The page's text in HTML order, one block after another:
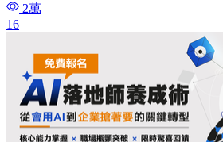
2萬
16